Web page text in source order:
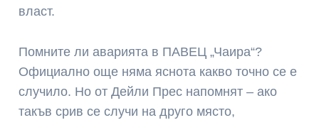
власт.
Помните ли аварията в ПАВЕЦ „Чаира“?
Официално още няма яснота какво точно се е
случило. Но от Дейли Прес напомнят – ако
такъв срив се случи на друго място,